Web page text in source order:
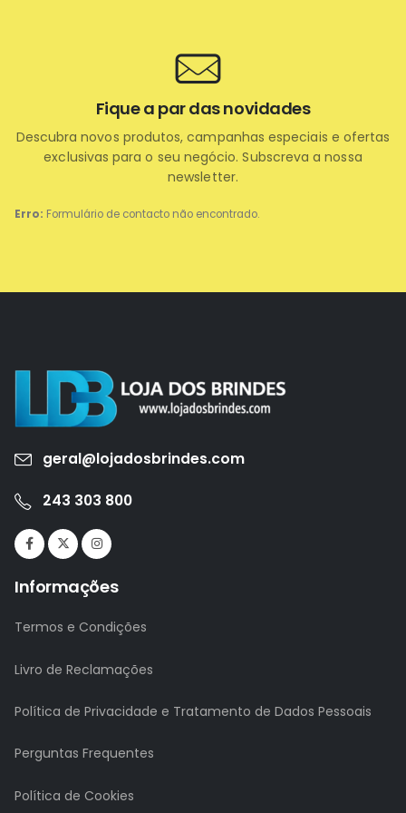
Erro: Formulário de contacto não encontrado.
Fique a par das novidades
Descubra novos produtos, campanhas especiais e ofertas
exclusivas para o seu negócio. Subscreva a nossa
newsletter.
geral@lojadosbrindes.com
243 303 800
Informações
Termos e Condições
Livro de Reclamações
Política de Privacidade e Tratamento de Dados Pessoais
Perguntas Frequentes
Política de Cookies